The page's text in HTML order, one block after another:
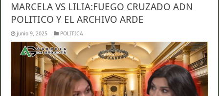
MARCELA VS LILIA:FUEGO CRUZADO ADN
POLITICO Y EL ARCHIVO ARDE
junio 9, 2025 POLITICA